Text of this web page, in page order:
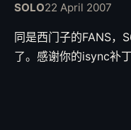
SOLO22 April 2007
同是西门子的FANS，
了。感谢你的isync补